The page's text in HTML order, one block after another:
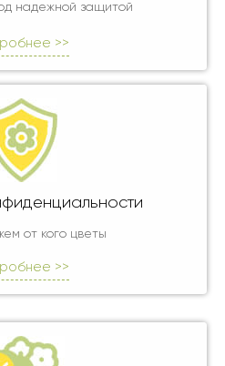
надежной защитой
>>
от кого цветы
>>